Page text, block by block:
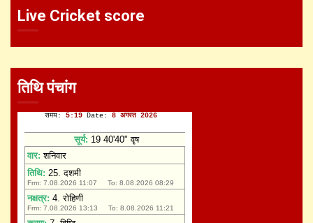
Live Cricket score
तिथि पंचांग